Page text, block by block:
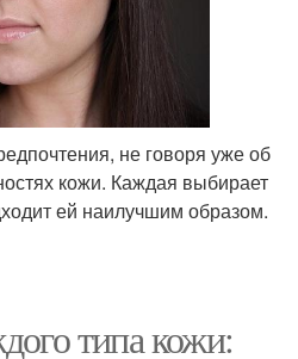
не говоря уже об
кожи. Каждая выбирает
ей наилучшим образом.
типа кожи: